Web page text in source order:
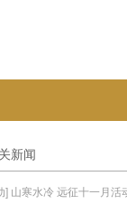
新闻
] 山寒水冷 远征十一月活